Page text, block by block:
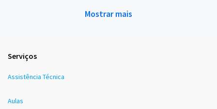
Mostrar mais
Serviços
Assistência Técnica
Aulas